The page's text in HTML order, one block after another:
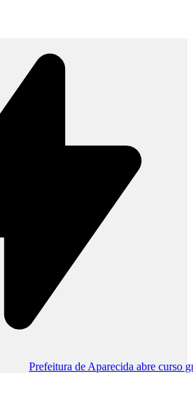
Prefeitura de Aparecida abre curso